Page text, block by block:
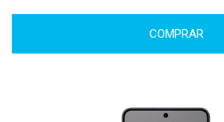
COMPRAR